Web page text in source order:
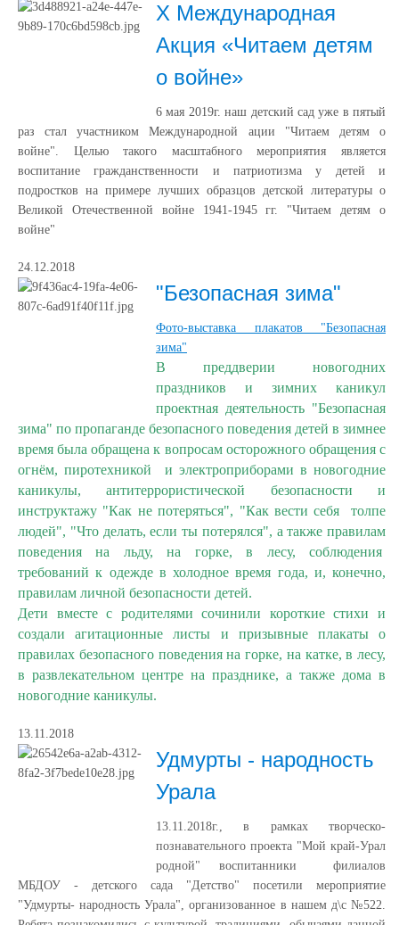
X Международная
Акция «Читаем детям
о войне»
6 мая 2019г. наш детский сад уже в пятый
раз стал участником Международной ации "Читаем детям о
войне". Целью такого масштабного мероприятия является
воспитание гражданственности и патриотизма у детей и
подростков на примере лучших образцов детской литературы о
Великой Отечественной войне 1941-1945 гг. "Читаем детям о
войне"
24.12.2018
"Безопасная зима"
Фото-выставка плакатов "Безопасная
зима"
В преддверии новогодних
праздников и зимних каникул
проектная деятельность "Безопасная
зима" по пропаганде безопасного поведения детей в зимнее
время была обращена к вопросам осторожного обращения с
огнём, пиротехникой и электроприборами в новогодние
каникулы,антитеррористической безопасности и
инструктажу "Как не потеряться", "Как вести себя толпе
людей", "Что делать, если ты потерялся", а также правилам
поведения на льду, на горке, в лесу, соблюдения
требований к одежде в холодное время года, и, конечно,
правилам личной безопасности детей.
Дети вместе с родителями сочинили короткие стихи и
создали агитационные листы и призывные плакаты о
правилах безопасного поведения на горке, на катке, в лесу,
в развлекательном центре на празднике, а также дома в
новогодние каникулы.
13.11.2018
Удмурты - народность
Урала
13.11.2018г., в рамках творческо-
познавательного проекта "Мой край-Урал
родной" воспитанники филиалов
МБДОУ - детского сада "Детство" посетили мероприятие
"Удмурты- народность Урала", организованное в нашем д\с №522.